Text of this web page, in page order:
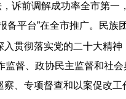
诉前调解成功率全市第
平台”在全市推广。民族
贯彻落实党的二十大精
督、政协民主监督和社
、专项督查和以案促改